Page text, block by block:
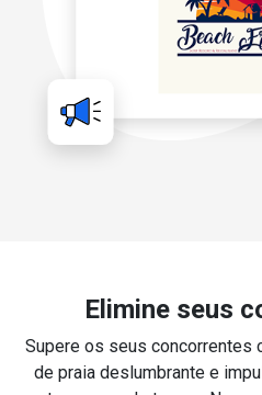
Elimine seus
Supere os seus concorrentes
de praia deslumbrante e